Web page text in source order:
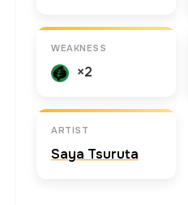
WEAKNESS
×2
ARTIST
Saya Tsuruta